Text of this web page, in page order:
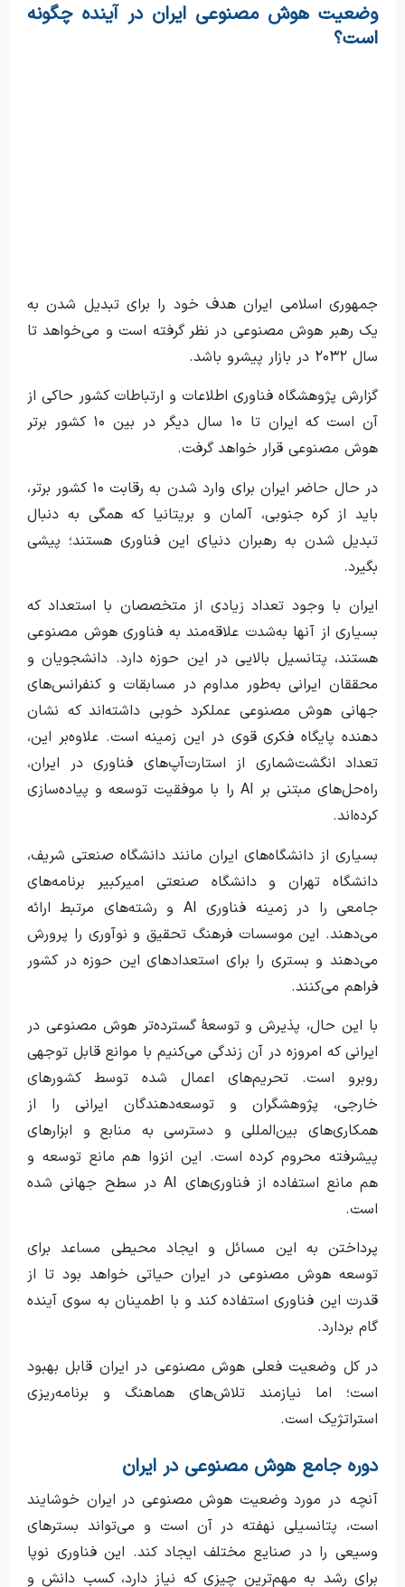
وضعیت هوش مصنوعی ایران در آینده چگونه
است؟
جمهوری اسلامی ایران هدف خود را برای تبدیل شدن به
یک رهبر هوش مصنوعی در نظر گرفته است و می‌خواهد تا
سال ۲۰۳۲ در بازار پیشرو باشد.
گزارش پژوهشگاه فناوری اطلاعات و ارتباطات کشور حاکی از
آن است که ایران تا ۱۰ سال دیگر در بین ۱۰ کشور برتر
هوش مصنوعی قرار خواهد گرفت.
در حال حاضر ایران برای وارد شدن به رقابت ۱۰ کشور برتر،
باید از کره جنوبی، آلمان و بریتانیا که همگی به دنبال
تبدیل شدن به رهبران دنیای این فناوری هستند؛ پیشی
بگیرد.
ایران با وجود تعداد زیادی از متخصصان با استعداد که
بسیاری از آنها به‌شدت علاقه‌مند به فناوری هوش مصنوعی
هستند، پتانسیل بالایی در این حوزه دارد. دانشجویان و
محققان ایرانی به‌طور مداوم در مسابقات و کنفرانس‌های
جهانی هوش مصنوعی عملکرد خوبی داشته‌اند که نشان
دهنده پایگاه فکری قوی در این زمینه است. علاوه‌بر این،
تعداد انگشت‌شماری از استارت‌آپ‌های فناوری در ایران،
راه‌حل‌های مبتنی بر AI را با موفقیت توسعه و پیاده‌سازی
کرده‌اند.
بسیاری از دانشگاه‌های ایران مانند دانشگاه صنعتی شریف،
دانشگاه تهران و دانشگاه صنعتی امیرکبیر برنامه‌های
جامعی را در زمینه فناوری AI و رشته‌های مرتبط ارائه
می‌دهند. این موسسات فرهنگ تحقیق و نوآوری را پرورش
می‌دهند و بستری را برای استعدادهای این حوزه در کشور
فراهم می‌کنند.
با این حال، پذیرش و توسعهٔ گسترده‌تر هوش مصنوعی در
ایرانی که امروزه در آن زندگی می‌کنیم با موانع قابل توجهی
روبرو است. تحریم‌های اعمال شده توسط کشورهای
خارجی، پژوهشگران و توسعه‌دهندگان ایرانی را از
همکاری‌های بین‌المللی و دسترسی به منابع و ابزارهای
پیشرفته محروم کرده است. این انزوا هم مانع توسعه و
هم مانع استفاده از فناوری‌های AI در سطح جهانی شده
است.
پرداختن به این مسائل و ایجاد محیطی مساعد برای
توسعه هوش مصنوعی در ایران حیاتی خواهد بود تا از
قدرت این فناوری استفاده کند و با اطمینان به سوی آینده
گام بردارد.
در کل وضعیت فعلی هوش مصنوعی در ایران قابل بهبود
است؛ اما نیازمند تلاش‌های هماهنگ و برنامه‌ریزی
استراتژیک است.
دوره جامع هوش مصنوعی در ایران
آنچه در مورد وضعیت هوش مصنوعی در ایران خوشایند
است، پتانسیلی نهفته در آن است و می‌تواند بسترهای
وسیعی را در صنایع مختلف ایجاد کند. این فناوری نوپا
برای رشد به مهم‌ترین چیزی که نیاز دارد، کسب دانش و